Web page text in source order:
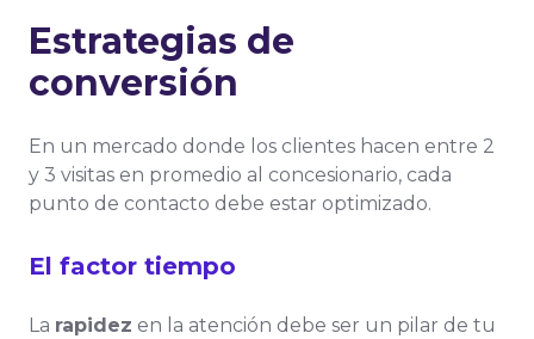
Estrategias de
conversión
En un mercado donde los clientes hacen entre 2
y 3 visitas en promedio al concesionario, cada
punto de contacto debe estar optimizado.
El factor tiempo
La rapidez en la atención debe ser un pilar de tu